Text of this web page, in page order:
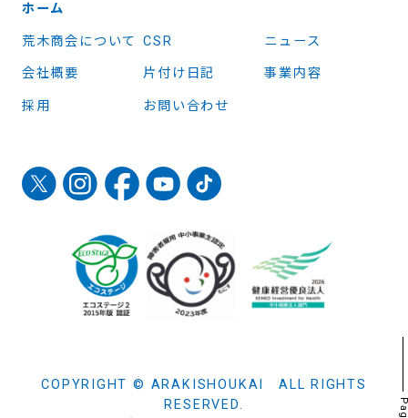
ホーム
荒木商会について CSR ニュース
会社概要 片付け日記 事業内容
採用 お問い合わせ
COPYRIGHT © ARAKISHOUKAI ALL RIGHTS
RESERVED.